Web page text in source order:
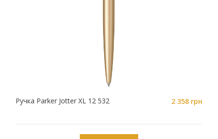
Ручка Parker Jotter XL 12 532 2 358 грн